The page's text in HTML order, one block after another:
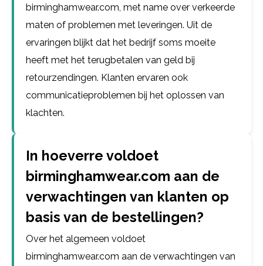
birminghamwear.com, met name over verkeerde
maten of problemen met leveringen. Uit de
ervaringen blijkt dat het bedrijf soms moeite
heeft met het terugbetalen van geld bij
retourzendingen. Klanten ervaren ook
communicatieproblemen bij het oplossen van
klachten.
In hoeverre voldoet
birminghamwear.com aan de
verwachtingen van klanten op
basis van de bestellingen?
Over het algemeen voldoet
birminghamwear.com aan de verwachtingen van